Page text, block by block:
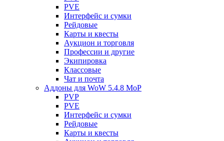
PVE
Интерфейс и сумки
Рейдовые
Карты и квесты
Аукцион и торговля
Профессии и другие
Экипировка
Классовые
Чат и почта
Аддоны для WoW 5.4.8 MoP
PVP
PVE
Интерфейс и сумки
Рейдовые
Карты и квесты